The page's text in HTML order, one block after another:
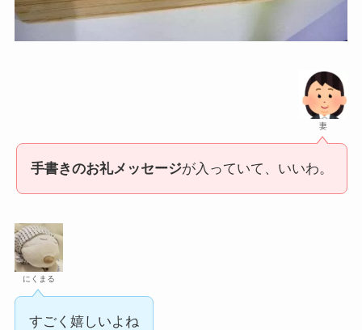
妻
手書きのお礼メッセージが入っていて、いいわ。
にくまる
すごく嬉しいよね